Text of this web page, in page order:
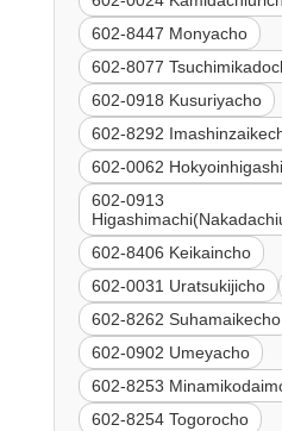
602-8447 Monyacho
602-8077
602-0918 Kusuriyacho
602-8292
602-0062
602-0913
602-8406 Keikaincho
602-0031 Uratsukijicho
602-8262 Suhamaikecho
602-0902 Umeyacho
602-8253
602-8254 Togorocho